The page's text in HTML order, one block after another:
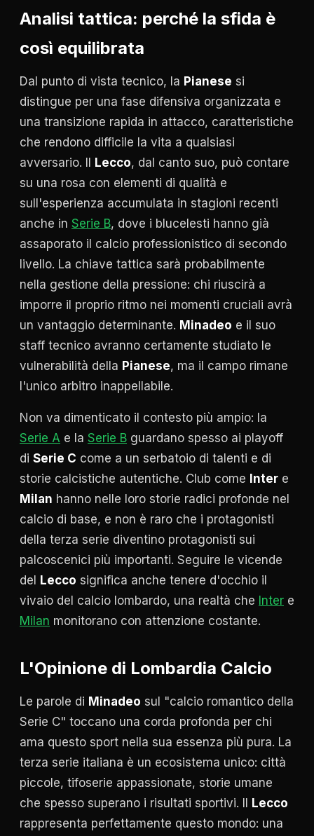
Analisi tattica: perché la sfida è
così equilibrata
Dal punto di vista tecnico, la Pianese si
distingue per una fase difensiva organizzata e
una transizione rapida in attacco, caratteristiche
che rendono difficile la vita a qualsiasi
avversario. Il
Lecco, dal canto suo, può contare
su una rosa con elementi di qualità e
sull'esperienza accumulata in stagioni recenti
anche in Serie B, dove i blucelesti hanno già
assaporato il calcio professionistico di secondo
livello. La chiave tattica sarà probabilmente
nella gestione della pressione: chi riuscirà a
imporre il proprio ritmo nei momenti cruciali avrà
un vantaggio determinante. Minadeo e il suo
staff tecnico avranno certamente studiato le
vulnerabilità della Pianese, ma il campo rimane
l'unico arbitro inappellabile.
Non va dimenticato il contesto più ampio: la
Serie A e la Serie B guardano spesso ai playoff
di Serie C come a un serbatoio di talenti e di
storie calcistiche autentiche. Club come Inter e
Milan hanno nelle loro storie radici profonde nel
calcio di base, e non è raro che i protagonisti
della terza serie diventino protagonisti sui
palcoscenici più importanti. Seguire le vicende
del
Lecco significa anche tenere d'occhio il
vivaio del calcio lombardo, una realtà che Inter e
Milan monitorano con attenzione costante.
L'Opinione di Lombardia Calcio
Le parole di Minadeo sul "calcio romantico della
Serie C" toccano una corda profonda per chi
ama questo sport nella sua essenza più pura. La
terza serie italiana è un ecosistema unico: città
piccole, tifoserie appassionate, storie umane
che spesso superano i risultati sportivi. Il
Lecco
rappresenta perfettamente questo mondo: una